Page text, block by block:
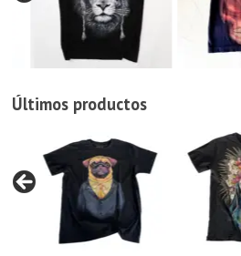
Últimos productos